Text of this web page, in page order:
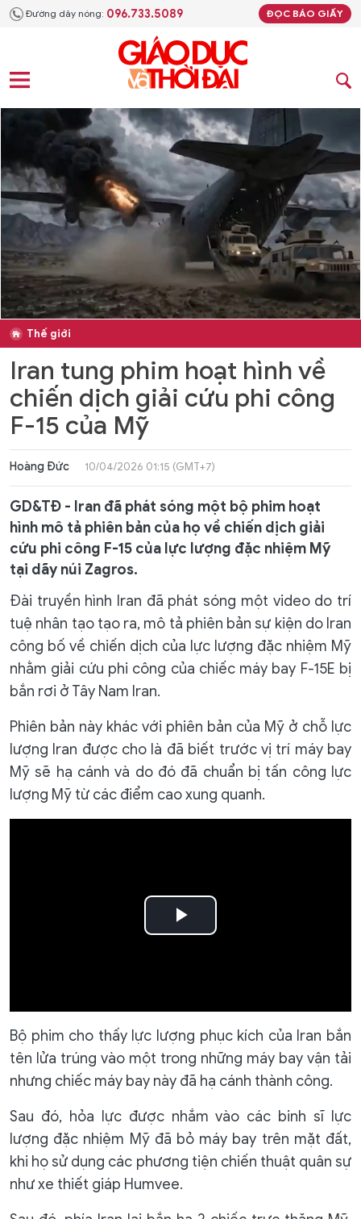
Đường dây nóng: 096.733.5089 ĐỌC BÁO GIẤY
Thế giới
Iran tung phim hoạt hình về
chiến dịch giải cứu phi công
F-15 của Mỹ
Hoàng Đức 10/04/2026 01:15 (GMT+7)
GD&TĐ - Iran đã phát sóng một bộ phim hoạt
hình mô tả phiên bản của họ về chiến dịch giải
cứu phi công F-15 của lực lượng đặc nhiệm Mỹ
tại dãy núi Zagros.
Đài truyền hình Iran đã phát sóng một video do trí
tuệ nhân tạo tạo ra, mô tả phiên bản sự kiện do Iran
công bố về chiến dịch của lực lượng đặc nhiệm Mỹ
nhằm giải cứu phi công của chiếc máy bay F-15E bị
bắn rơi ở Tây Nam Iran.
Phiên bản này khác với phiên bản của Mỹ ở chỗ lực
lượng Iran được cho là đã biết trước vị trí máy bay
Mỹ sẽ hạ cánh và do đó đã chuẩn bị tấn công lực
lượng Mỹ từ các điểm cao xung quanh.
Play
Bộ phim cho thấy lực lượng phục kích của Iran bắn
tên lửa trúng vào một trong những máy bay vận tải
nhưng chiếc máy bay này đã hạ cánh thành công.
Sau đó, hỏa lực được nhắm vào các binh sĩ lực
lượng đặc nhiệm Mỹ đã bỏ máy bay trên mặt đất,
khi họ sử dụng các phương tiện chiến thuật quân sự
như xe thiết giáp Humvee.